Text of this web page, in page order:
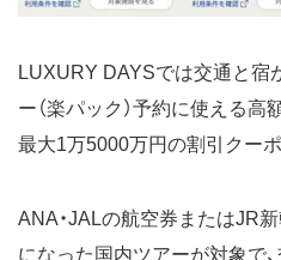
LUXURY DAYSでは交通と宿
ー（楽パック）予約に使える高
最大1万5000万円の割引クー
ANA・JALの航空券またはJR
になった国内ツアーが対象で